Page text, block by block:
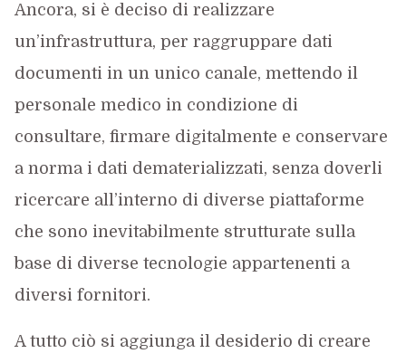
Ancora, si è deciso di realizzare
un’infrastruttura, per raggruppare dati
documenti in un unico canale, mettendo il
personale medico in condizione di
consultare, firmare digitalmente e conservare
a norma i dati dematerializzati, senza doverli
ricercare all’interno di diverse piattaforme
che sono inevitabilmente strutturate sulla
base di diverse tecnologie appartenenti a
diversi fornitori.
A tutto ciò si aggiunga il desiderio di creare